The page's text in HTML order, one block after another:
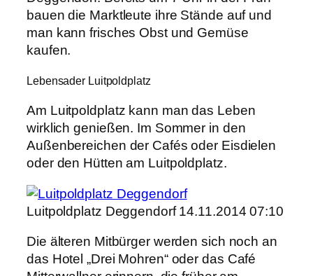
bauen die Marktleute ihre Stände auf und
man kann frisches Obst und Gemüse
kaufen.
Lebensader Luitpoldplatz
Am Luitpoldplatz kann man das Leben
wirklich genießen. Im Sommer in den
Außenbereichen der Cafés oder Eisdielen
oder den Hütten am Luitpoldplatz.
Luitpoldplatz Deggendorf 14.11.2014 07:10
Die älteren Mitbürger werden sich noch an
das Hotel „Drei Mohren“ oder das Café